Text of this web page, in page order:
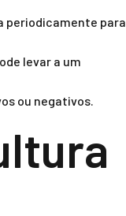
periodicamente para
levar a um
ou negativos.